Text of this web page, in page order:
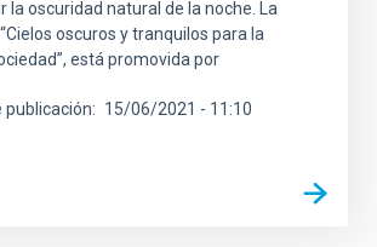
la oscuridad natural de la noche. La
oscuros y tranquilos para la
está promovida por
publicación 15/06/2021 - 11:10